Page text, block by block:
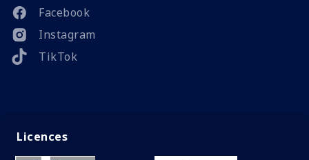
Facebook
Instagram
TikTok
Licences